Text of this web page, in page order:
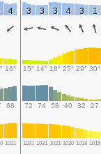
4 3 3 3 4 3 1
16° 15° 14° 18° 25° 29° 30°
68 72 74 58 40 32 27
1021 1021 1021 1021 1020 1018 1016